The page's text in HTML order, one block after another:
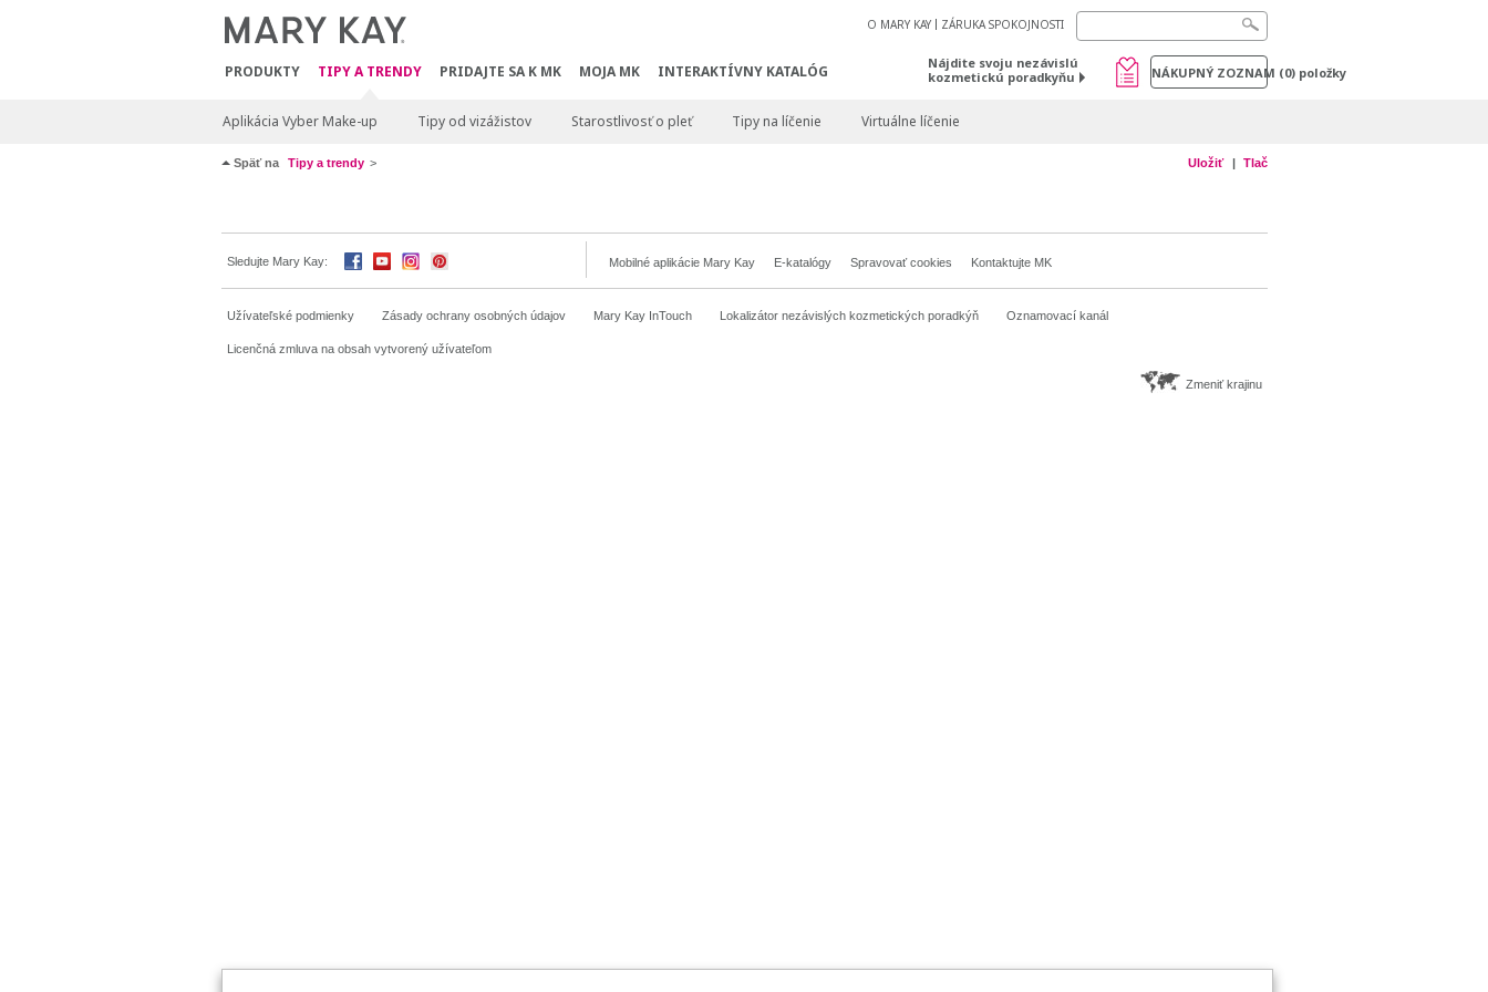
PRODUKTY TIPY A TRENDY PRIDAJTE SA K MK MOJA MK INTERAKTÍVNY KATALÓG
O MARY KAY ZÁRUKA SPOKOJNOSTI
Nájdite svoju nezávislú
kozmetickú poradkyňu
NÁKUPNÝ ZOZNAM (0) položky
Aplikácia Vyber Make-up Tipy od vizážistov Starostlivosť o pleť Tipy na líčenie Virtuálne líčenie
Späť na Tipy a trendy Uložiť Tlač
Sledujte Mary Kay: Mobilné aplikácie Mary Kay E-katalógy Spravovať cookies Kontaktujte MK
Užívateľské podmienky Zásady ochrany osobných údajov Mary Kay InTouch Lokalizátor nezávislých kozmetických poradkýň Oznamovací kanál
Licenčná zmluva na obsah vytvorený užívateľom
Zmeniť krajinu